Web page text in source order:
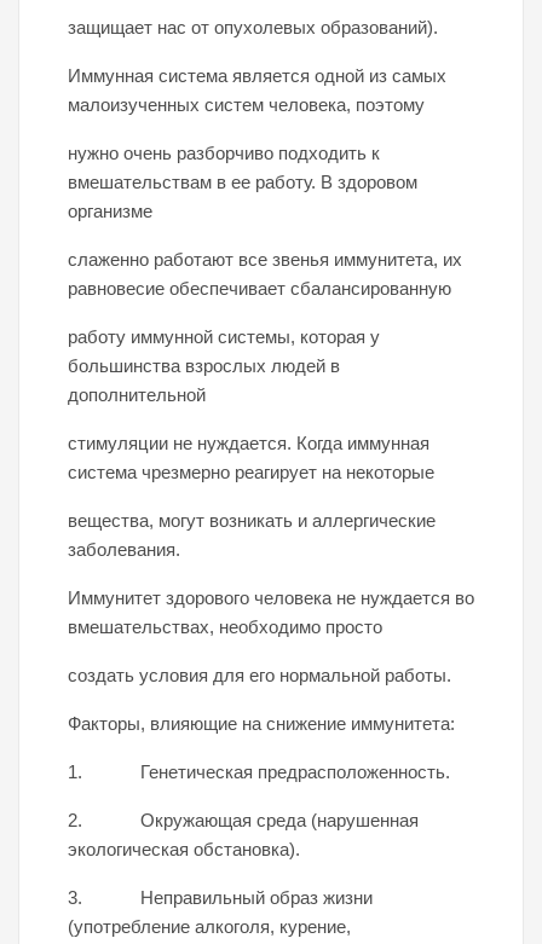
защищает нас от опухолевых образований).
Иммунная система является одной из самых
малоизученных систем человека, поэтому
нужно очень разборчиво подходить к
вмешательствам в ее работу. В здоровом
организме
слаженно работают все звенья иммунитета, их
равновесие обеспечивает сбалансированную
работу иммунной системы, которая у
большинства взрослых людей в
дополнительной
стимуляции не нуждается. Когда иммунная
система чрезмерно реагирует на некоторые
вещества, могут возникать и аллергические
заболевания.
Иммунитет здорового человека не нуждается во
вмешательствах, необходимо просто
создать условия для его нормальной работы.
Факторы, влияющие на снижение иммунитета:
1. Генетическая предрасположенность.
2. Окружающая среда (нарушенная
экологическая обстановка).
3. Неправильный образ жизни
(употребление алкоголя, курение,